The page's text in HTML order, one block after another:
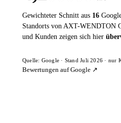
Gewichteter Schnitt aus 16
Standorts von AXT-WENDTON
und Kunden zeigen sich hier
Quelle: Google · Stand Juli 2026 · nur
Bewertungen auf Google ↗